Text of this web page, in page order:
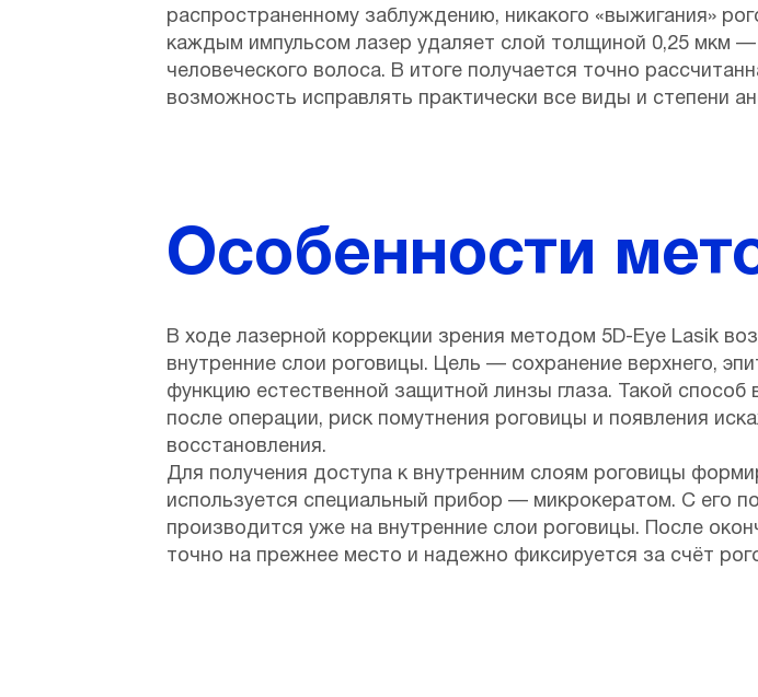
распространенному заблуждению, никакого «выжигания»
каждым импульсом лазер удаляет слой толщиной 0,25 мкм
человеческого волоса. В итоге получается точно
возможность исправлять практически все виды и степени
Особенности
В ходе лазерной коррекции зрения методом 5D-Eye Lasik
внутренние слои роговицы. Цель — сохранение верхнего,
функцию естественной защитной линзы глаза. Такой
после операции, риск помутнения роговицы и появления
восстановления.
Для получения доступа к внутренним слоям роговицы
используется специальный прибор — микрокератом. С его
производится уже на внутренние слои роговицы. После
точно на прежнее место и надежно фиксируется за счёт